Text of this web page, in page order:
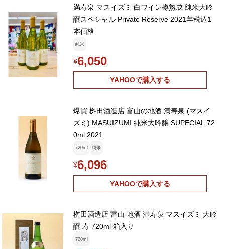
満寿泉 マスイズミ 白ワイン樽熟成 純米大吟
醸スペシャル Private Reserve 2021年税込1
本価格
純米
¥6,050
YAHOOで購入する
爆買 桝田酒造店 富山の地酒 満寿泉 (マスイ
ズミ) MASUIZUMI 純米大吟醸 SUPECIAL 72
0ml 2021
720ml 純米
¥6,096
YAHOOで購入する
桝田酒造店 富山 地酒 満寿泉 マスイズミ 大吟
醸 寿 720ml 箱入り
720ml